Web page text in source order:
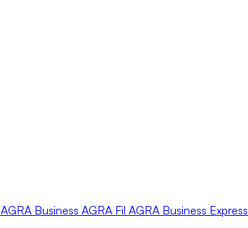
AGRA Business AGRA Fil AGRA Business Express